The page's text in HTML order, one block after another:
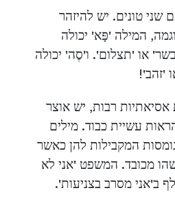
שני טונים. יש להיזהר
המילה 'פָּא' יכולה
או 'תצלום'. ו'סֶה' יכולה
'זהב'!
אסיאתיות רבות, יש אוצר
עשיית כבוד. מילים
המקבילות להן כאשר
מכובד. המשפט 'אני לא
ב'אני מסרב בצניעות'.